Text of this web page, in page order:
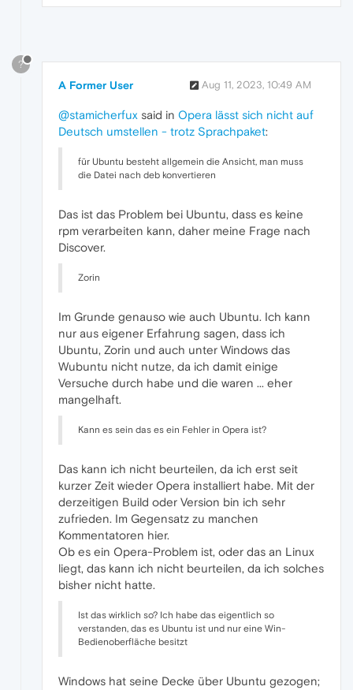
?
A Former User Aug 11, 2023, 10:49 AM
@stamicherfux said in Opera lässt sich nicht auf
Deutsch umstellen - trotz Sprachpaket:
für Ubuntu besteht allgemein die Ansicht, man muss
die Datei nach deb konvertieren
Das ist das Problem bei Ubuntu, dass es keine
rpm verarbeiten kann, daher meine Frage nach
Discover.
Zorin
Im Grunde genauso wie auch Ubuntu. Ich kann
nur aus eigener Erfahrung sagen, dass ich
Ubuntu, Zorin und auch unter Windows das
Wubuntu nicht nutze, da ich damit einige
Versuche durch habe und die waren ... eher
mangelhaft.
Kann es sein das es ein Fehler in Opera ist?
Das kann ich nicht beurteilen, da ich erst seit
kurzer Zeit wieder Opera installiert habe. Mit der
derzeitigen Build oder Version bin ich sehr
zufrieden. Im Gegensatz zu manchen
Kommentatoren hier.
Ob es ein Opera-Problem ist, oder das an Linux
liegt, das kann ich nicht beurteilen, da ich solches
bisher nicht hatte.
Ist das wirklich so? Ich habe das eigentlich so
verstanden, das es Ubuntu ist und nur eine Win-
Bedienoberfläche besitzt
Windows hat seine Decke über Ubuntu gezogen;